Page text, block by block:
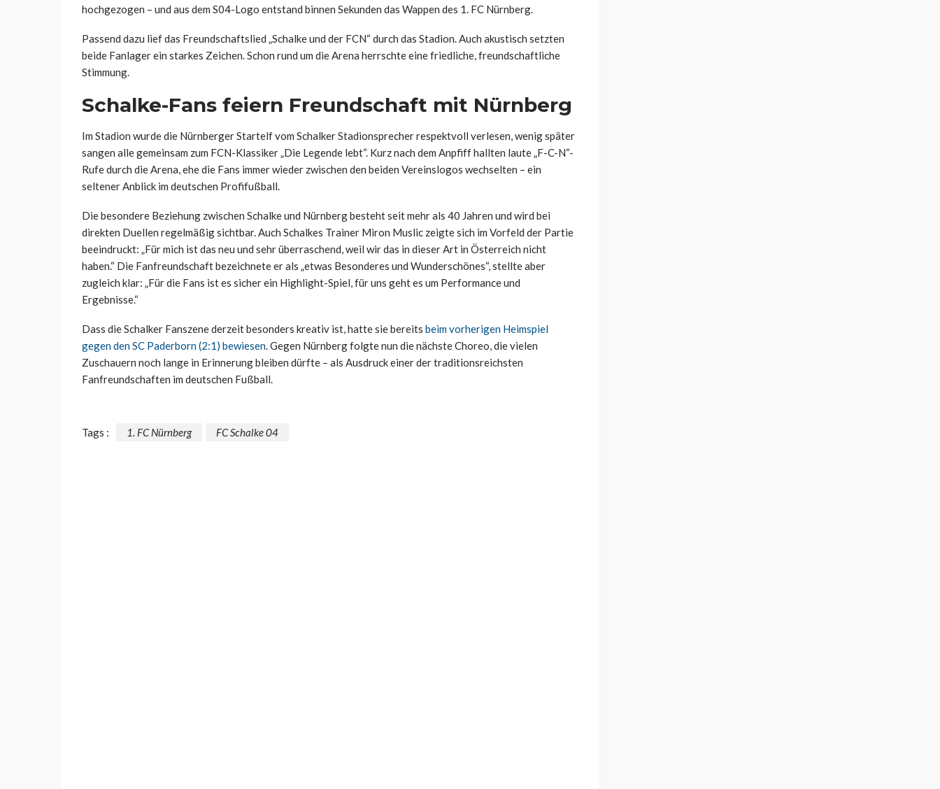
hochgezogen – und aus dem S04-Logo entstand binnen Sekunden das Wappen des 1. FC Nürnberg.
Passend dazu lief das Freundschaftslied „Schalke und der FCN“ durch das Stadion. Auch akustisch setzten
beide Fanlager ein starkes Zeichen. Schon rund um die Arena herrschte eine friedliche, freundschaftliche
Stimmung.
Schalke-Fans feiern Freundschaft mit Nürnberg
Im Stadion wurde die Nürnberger Startelf vom Schalker Stadionsprecher respektvoll verlesen, wenig später
sangen alle gemeinsam zum FCN-Klassiker „Die Legende lebt“. Kurz nach dem Anpfiff hallten laute „F-C-N“-
Rufe durch die Arena, ehe die Fans immer wieder zwischen den beiden Vereinslogos wechselten – ein
seltener Anblick im deutschen Profifußball.
Die besondere Beziehung zwischen Schalke und Nürnberg besteht seit mehr als 40 Jahren und wird bei
direkten Duellen regelmäßig sichtbar. Auch Schalkes Trainer Miron Muslic zeigte sich im Vorfeld der Partie
beeindruckt: „Für mich ist das neu und sehr überraschend, weil wir das in dieser Art in Österreich nicht
haben.“ Die Fanfreundschaft bezeichnete er als „etwas Besonderes und Wunderschönes“, stellte aber
zugleich klar: „Für die Fans ist es sicher ein Highlight-Spiel, für uns geht es um Performance und
Ergebnisse.“
Dass die Schalker Fanszene derzeit besonders kreativ ist, hatte sie bereits beim vorherigen Heimspiel
gegen den SC Paderborn (2:1) bewiesen. Gegen Nürnberg folgte nun die nächste Choreo, die vielen
Zuschauern noch lange in Erinnerung bleiben dürfte – als Ausdruck einer der traditionsreichsten
Fanfreundschaften im deutschen Fußball.
Tags : 1. FC Nürnberg FC Schalke 04